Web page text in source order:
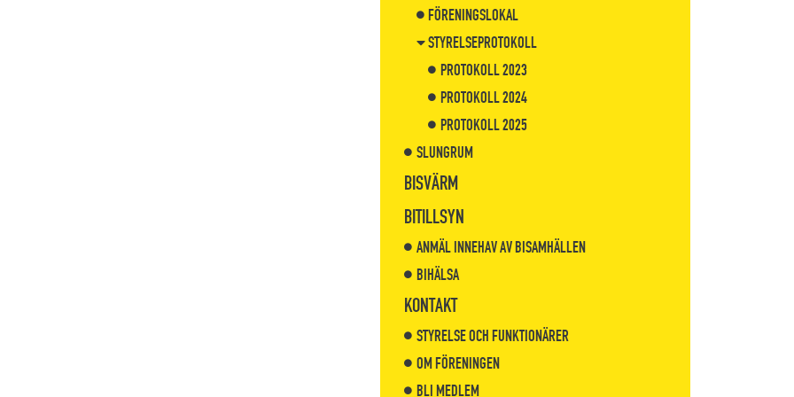
FÖRENINGSLOKAL
STYRELSEPROTOKOLL
PROTOKOLL 2023
PROTOKOLL 2024
PROTOKOLL 2025
SLUNGRUM
BISVÄRM
BITILLSYN
ANMÄL INNEHAV AV BISAMHÄLLEN
BIHÄLSA
KONTAKT
STYRELSE OCH FUNKTIONÄRER
OM FÖRENINGEN
BLI MEDLEM